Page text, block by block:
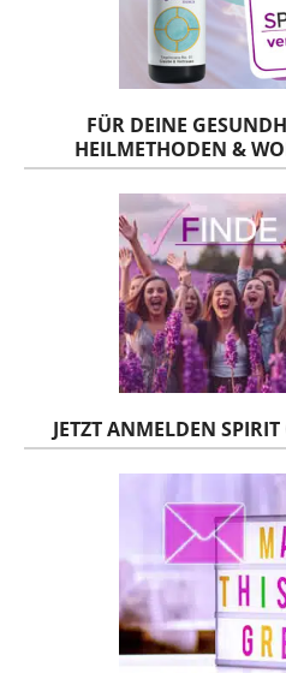
FÜR DEINE
HEILMETHODEN &
JETZT ANMELDEN